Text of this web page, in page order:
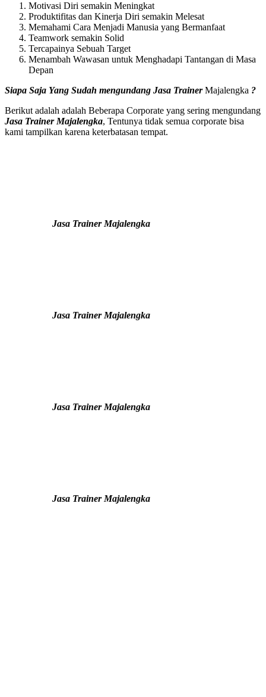
Motivasi Diri semakin Meningkat
Produktifitas dan Kinerja Diri semakin Melesat
Memahami Cara Menjadi Manusia yang Bermanfaat
Teamwork semakin Solid
Tercapainya Sebuah Target
Menambah Wawasan untuk Menghadapi Tantangan di Masa
Depan
Siapa Saja Yang Sudah mengundang Jasa TrainerMajalengka ?
Berikut adalah adalah Beberapa Corporate yang sering mengundang
Jasa Trainer Majalengka, Tentunya tidak semua corporate bisa
kami tampilkan karena keterbatasan tempat.
Jasa Trainer Majalengka
Jasa Trainer Majalengka
Jasa Trainer Majalengka
Jasa Trainer Majalengka